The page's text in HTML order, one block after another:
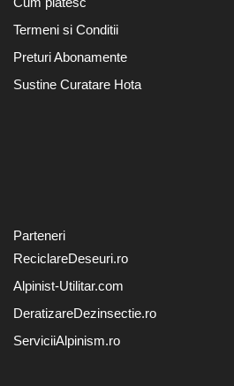
Termeni si Conditii
Preturi Abonamente
Sustine Curatare Hota
Parteneri
ReciclareDeseuri.ro
Alpinist-Utilitar.com
DeratizareDezinsectie.ro
ServiciiAlpinism.ro